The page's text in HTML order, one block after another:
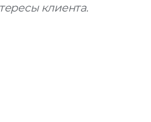
клиента.